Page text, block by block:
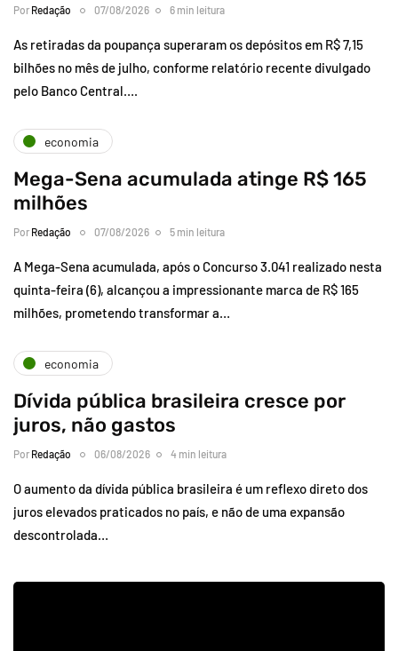
Por Redação 07/08/2026 6 min leitura
As retiradas da poupança superaram os depósitos em R$ 7,15
bilhões no mês de julho, conforme relatório recente divulgado
pelo Banco Central….
economia
Mega-Sena acumulada atinge R$ 165
milhões
Por Redação 07/08/2026 5 min leitura
A Mega-Sena acumulada, após o Concurso 3.041 realizado nesta
quinta-feira (6), alcançou a impressionante marca de R$ 165
milhões, prometendo transformar a…
economia
Dívida pública brasileira cresce por
juros, não gastos
Por Redação 06/08/2026 4 min leitura
O aumento da dívida pública brasileira é um reflexo direto dos
juros elevados praticados no país, e não de uma expansão
descontrolada…